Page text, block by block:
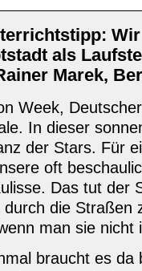
als
Marek,
Week,
In dieser
der Stars. Für
oft
Das tut der
durch die Straßen
man sie nicht
braucht es da